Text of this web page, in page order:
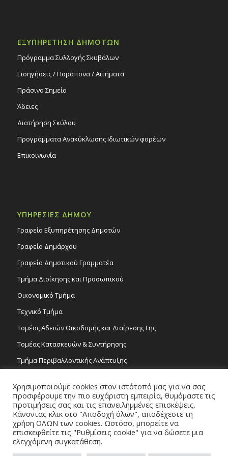
ΕΞΥΠΗΡΕΤΗΣΗ ΔΗΜΟΤΩΝ
Πρόγραμμα Συλλογής Σκυβάλων
Εισηγήσεις / Παράπονα / Αιτήματα
Πράσινο Σημείο
Άδειες
Διατήρηση Σκύλου
Προγράμματα Ανακύκλωσης Ιδιωτικών φορέων
Επικοινωνία
ΥΠΗΡΕΣΙΕΣ ΔΗΜΟΥ
Γραφείο Εξυπηρέτησης Δημοτών
Γραφείο Δημάρχου
Γραφείο Δημοτικού Γραμματέα
Τμήμα Διοίκησης και Προσωπικού
Οικονομικό Τμήμα
Τεχνικό Τμήμα
Τομέας Αδειών Οικοδομής και Διαίρεσης Γης
Τομέας Κατασκευών & Συντήρησης
Τμήμα Περιβαλλοντικής Ανάπτυξης
Τομέας Γραμμάτων και Τεχνών
Τροχονομία
Χρησιμοποιούμε cookies στον ιστότοπό μας για να σας
προσφέρουμε την πιο ευχάριστη εμπειρία, θυμόμαστε τις
προτιμήσεις σας και τις επανειλημμένες επισκέψεις.
Κάνοντας κλικ στο "Αποδοχή όλων", αποδέχεστε τη
χρήση ΟΛΩΝ των cookies. Ωστόσο, μπορείτε να
επισκεφθείτε τις "Ρυθμίσεις cookie" για να δώσετε μια
ελεγχόμενη συγκατάθεση.